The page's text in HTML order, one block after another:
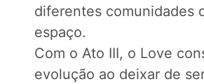
diferentes comunidades
espaço.
Com o Ato III, o Love
evolução ao deixar de